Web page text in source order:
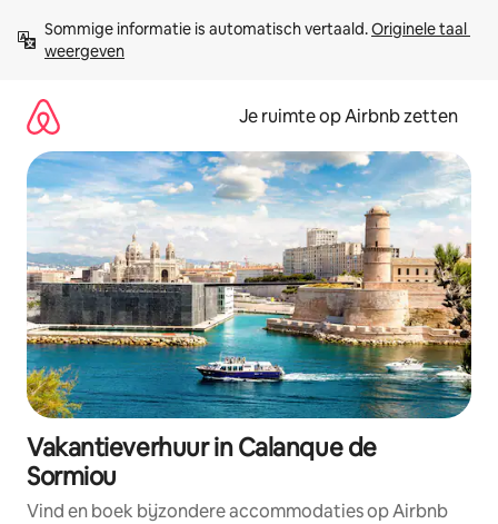
direct
naar
Sommige informatie is automatisch vertaald. Originele taal
weergeven
Je ruimte op Airbnb zetten
Vakantieverhuur in Calanque de
Sormiou
Vind en boek bijzondere accommodaties op Airbnb